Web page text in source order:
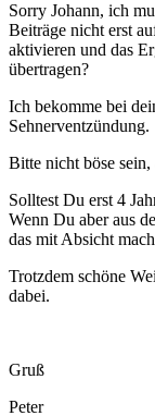
Sorry Johann, ich
Beiträge nicht erst
aktivieren und das
übertragen?
Ich bekomme bei
Sehnerventzündung.
Bitte nicht böse
Solltest Du erst 4
Wenn Du aber aus
das mit Absicht
Trotzdem schöne
dabei.
Gruß
Peter